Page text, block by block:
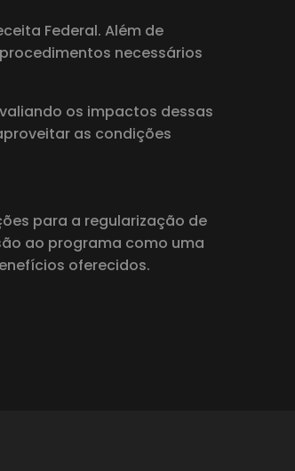
Federal. Além de
necessários
os impactos dessas
as condições
para a regularização de
ao programa como uma
oferecidos.